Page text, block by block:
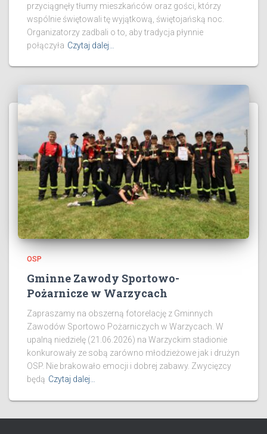
przyciągnęły tłumy mieszkańców oraz gości, którzy
wspólnie świętowali tę wyjątkową, świętojańską noc.
Organizatorzy zadbali o to, aby tradycja płynnie
połączyła Czytaj dalej…
OSP
Gminne Zawody Sportowo-
Pożarnicze w Warzycach
Zapraszamy na obszerną fotorelację z Gminnych
Zawodów Sportowo Pożarniczych w Warzycach. W
upalną niedzielę (21.06.2026) na Warzyckim stadionie
konkurowały ze sobą zarówno młodzieżowe jak i drużyn
OSP. Nie brakowało emocji i dobrej zabawy. Zwycięzcy
będą Czytaj dalej…